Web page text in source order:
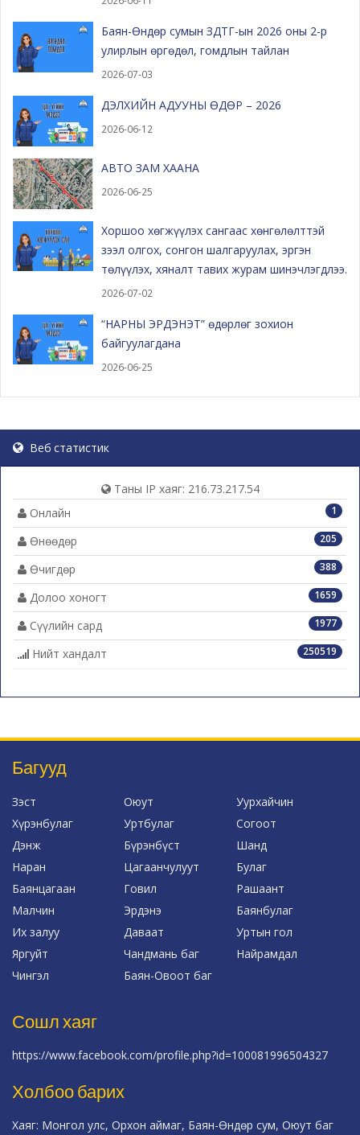
Баян-Өндөр сумын ЗДТГ-ын 2026 оны 2-р
улирлын өргөдөл, гомдлын тайлан
2026-07-03
ДЭЛХИЙН АДУУНЫ ӨДӨР – 2026
2026-06-12
АВТО ЗАМ ХААНА
2026-06-25
Хоршоо хөгжүүлэх сангаас хөнгөлөлттэй
зээл олгох, сонгон шалгаруулах, эргэн
төлүүлэх, хяналт тавих журам шинэчлэгдлээ.
2026-07-02
“НАРНЫ ЭРДЭНЭТ” өдөрлөг зохион
байгуулагдана
2026-06-25
Веб статистик
Таны IP хаяг: 216.73.217.54
1
Онлайн
205
Өнөөдөр
388
Өчигдөр
1659
Долоо хоногт
1977
Сүүлийн сард
250519
Нийт хандалт
Багууд
Зэст Оюут
Уурхайчин
Хүрэнбулаг
Уртбулаг
Согоот
Дэнж
Бүрэнбүст
Шанд
Наран
Цагаанчулуут
Булаг
Баянцагаан
Говил
Рашаант
Малчин
Эрдэнэ
Баянбулаг
Их залуу
Даваат
Уртын гол
Яргуйт
Чандмань баг
Найрамдал
Чингэл
Баян-Овоот баг
Сошл хаяг
https://www.facebook.com/profile.php?id=100081996504327
Холбоо барих
Хаяг: Монгол улс, Орхон аймаг, Баян-Өндөр сум, Оюут баг